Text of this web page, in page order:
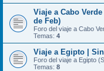
Viaje a Cabo
de Feb)
Foro del viaje a Cabo
Temas: 4
Viaje a Egipto |
Foro del viaje a Egipto
Temas: 8